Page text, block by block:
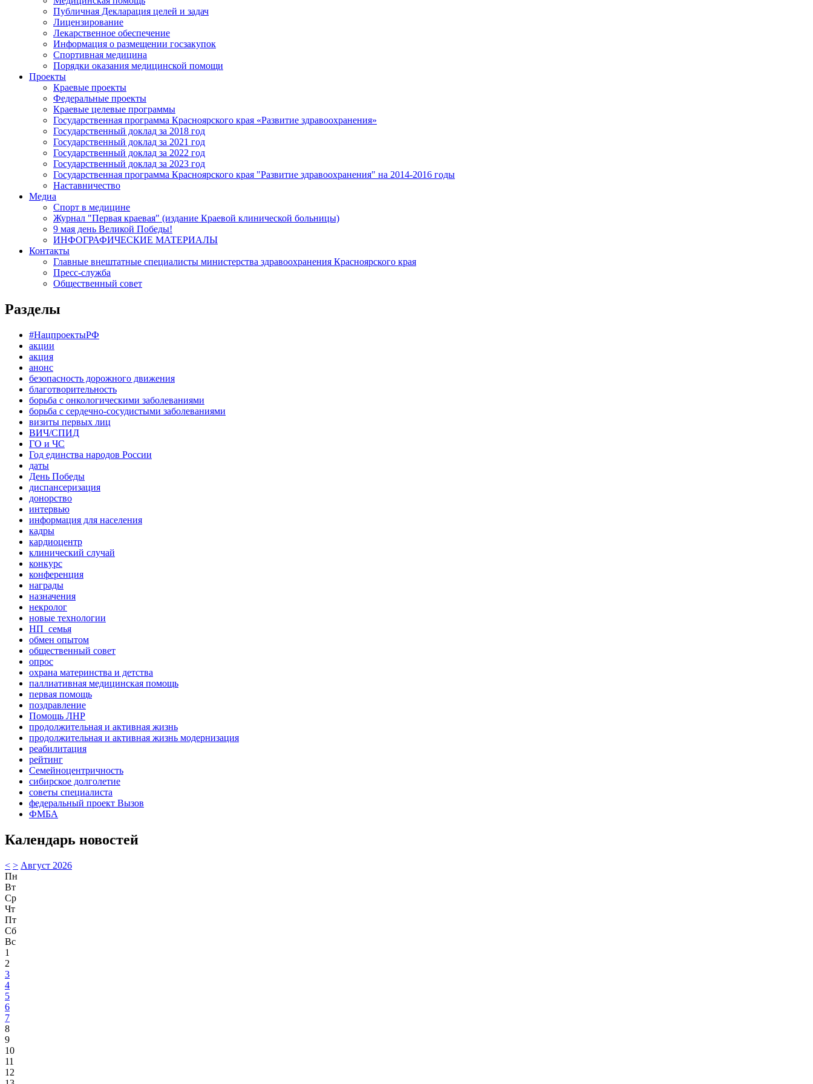
Публичная Декларация целей и задач
Лицензирование
Лекарственное обеспечение
Информация о размещении госзакупок
Спортивная медицина
Порядки оказания медицинской помощи
Проекты
Краевые проекты
Федеральные проекты
Краевые целевые программы
Государственная программа Красноярского края «Развитие здравоохранения»
Государственный доклад за 2018 год
Государственный доклад за 2021 год
Государственный доклад за 2022 год
Государственный доклад за 2023 год
Государственная программа Красноярского края "Развитие здравоохранения" на 2014-2016 годы
Наставничество
Медиа
Спорт в медицине
Журнал "Первая краевая" (издание Краевой клинической больницы)
9 мая день Великой Победы!
ИНФОГРАФИЧЕСКИЕ МАТЕРИАЛЫ
Контакты
Главные внештатные специалисты министерства здравоохранения Красноярского края
Пресс-служба
Общественный совет
Разделы
#НацпроектыРФ
акции
акция
анонс
безопасность дорожного движения
благотворительность
борьба с онкологическими заболеваниями
борьба с сердечно-сосудистыми заболеваниями
визиты первых лиц
ВИЧ/СПИД
ГО и ЧС
Год единства народов России
даты
День Победы
диспансеризация
донорство
интервью
информация для населения
кадры
кардиоцентр
клинический случай
конкурс
конференция
награды
назначения
некролог
новые технологии
НП_семья
обмен опытом
общественный совет
опрос
охрана материнства и детства
паллиативная медицинская помощь
первая помощь
поздравление
Помощь ЛНР
продолжительная и активная жизнь
продолжительная и активная жизнь модернизация
реабилитация
рейтинг
Семейноцентричность
сибирское долголетие
советы специалиста
федеральный проект Вызов
ФМБА
Календарь новостей
< > Август 2026
Пн
Вт
Ср
Чт
Пт
Сб
Вс
1
2
3
4
5
6
7
8
9
10
11
12